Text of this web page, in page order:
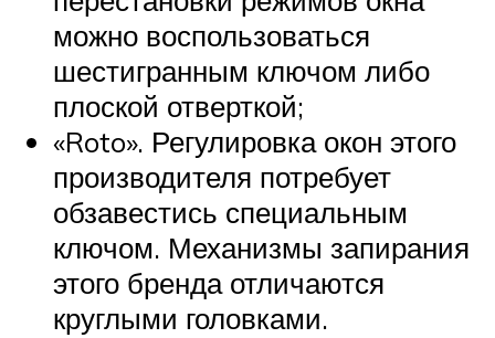
можно воспользоваться
шестигранным ключом либо
плоской отверткой;
«Roto». Регулировка окон этого
производителя потребует
обзавестись специальным
ключом. Механизмы запирания
этого бренда отличаются
круглыми головками.